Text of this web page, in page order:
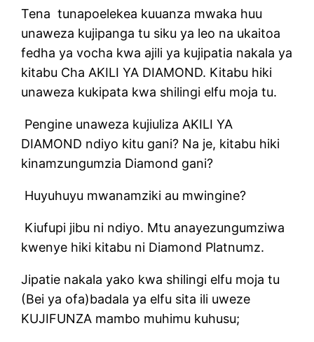
Tena tunapoelekea kuuanza mwaka huu
unaweza kujipanga tu siku ya leo na ukaitoa
fedha ya vocha kwa ajili ya kujipatia nakala ya
kitabu Cha AKILI YA DIAMOND. Kitabu hiki
unaweza kukipata kwa shilingi elfu moja tu.
Pengine unaweza kujiuliza AKILI YA
DIAMOND ndiyo kitu gani? Na je, kitabu hiki
kinamzungumzia Diamond gani?
Huyuhuyu mwanamziki au mwingine?
Kiufupi jibu ni ndiyo. Mtu anayezungumziwa
kwenye hiki kitabu ni Diamond Platnumz.
Jipatie nakala yako kwa shilingi elfu moja tu
(Bei ya ofa)badala ya elfu sita ili uweze
KUJIFUNZA mambo muhimu kuhusu;